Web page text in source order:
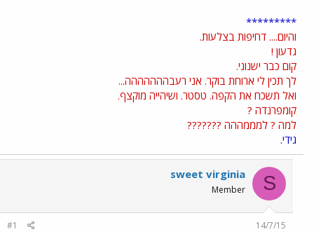
*********
והיום.... דחיפות בצלעות.
גדעון !
קום כבר ישנוני.
לך תכין לי ארוחת בוקר. אני רעבההההההה...
ואל תשכח את הקפה. טסטר. ושיהייה מוקצף.
קומפרנדה ?
למה ? למממההה ???????
גידי.
S
sweet virginia
Member
14/7/15
#1